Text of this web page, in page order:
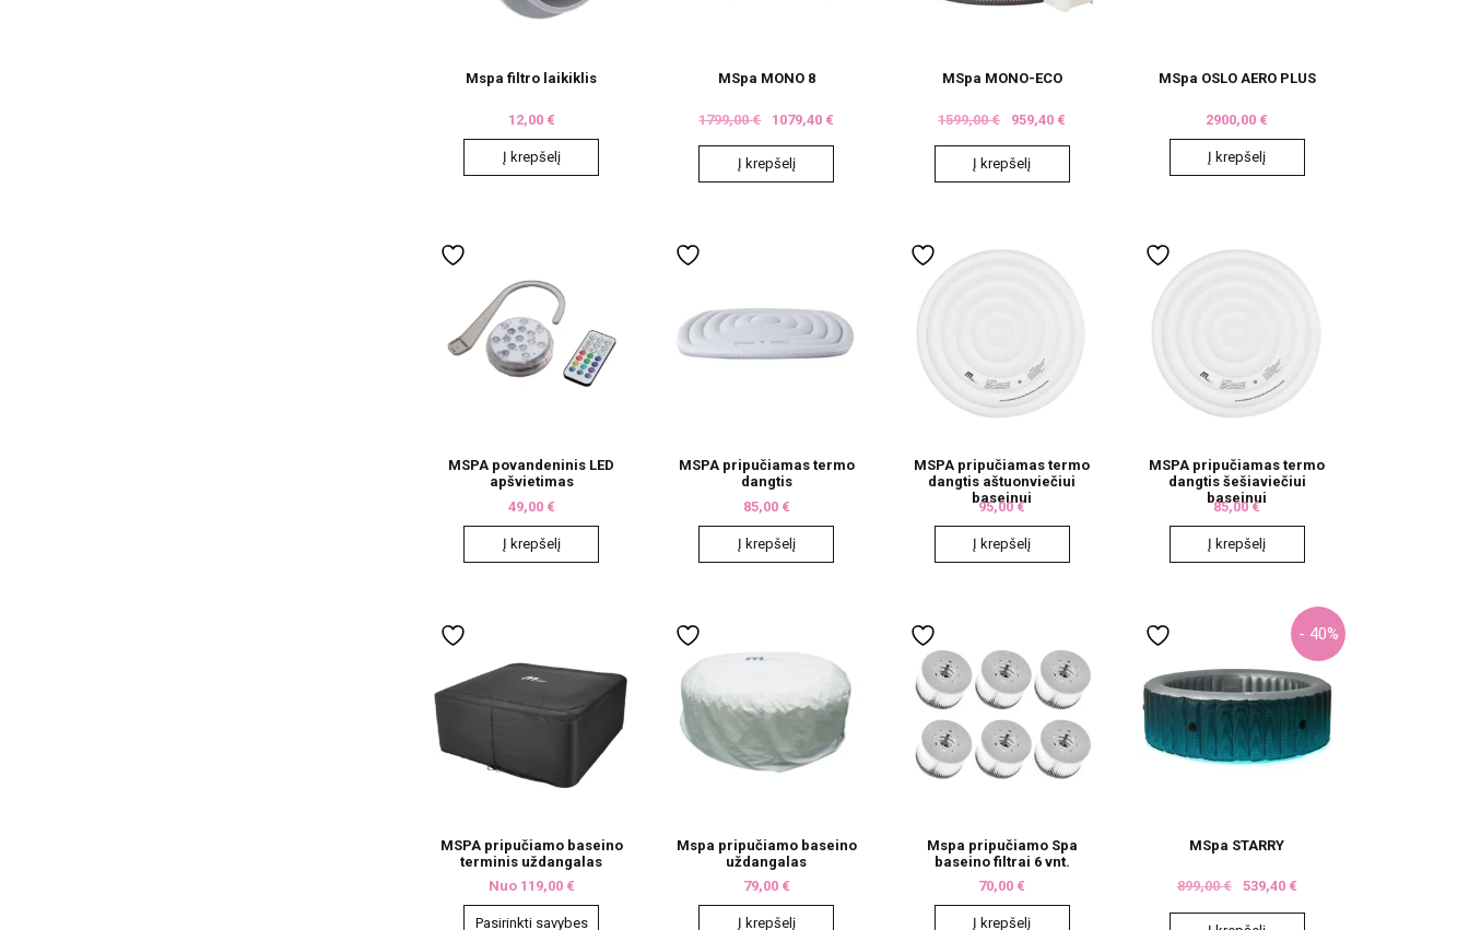
Mspa filtro laikiklis
12,00 €
Į krepšelį
MSpa MONO 8
1799,00€ 1079,40 €
Į krepšelį
MSpa MONO-ECO
1599,00€ 959,40 €
Į krepšelį
MSpa OSLO AERO PLUS
2900,00 €
Į krepšelį
MSPA povandeninis LED
apšvietimas
49,00 €
Į krepšelį
MSPA pripučiamas termo
dangtis
85,00 €
Į krepšelį
MSPA pripučiamas termo
dangtis aštuonviečiui
baseinui
95,00€
Į krepšelį
MSPA pripučiamas termo
dangtis šešiaviečiui
baseinui
85,00€
Į krepšelį
MSPA pripučiamo baseino
terminis uždangalas
Nuo 119,00 €
Pasirinkti savybes
Mspa pripučiamo baseino
uždangalas
79,00 €
Į krepšelį
Mspa pripučiamo Spa
baseino filtrai 6 vnt.
70,00 €
Į krepšelį
- 40%
MSpa STARRY
899,00€ 539,40 €